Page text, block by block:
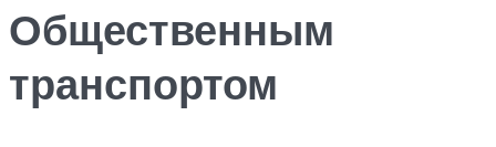
Общественным
транспортом